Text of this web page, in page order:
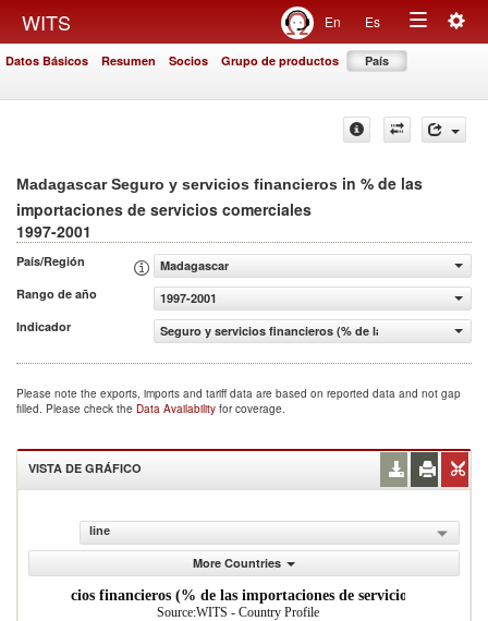
WITS En Es
Toggle
Datos Básicos Resumen Socios Grupo de productos País
Madagascar Seguro y servicios financieros in % de las
importaciones de servicios comerciales
1997-2001
País/Región
Madagascar
Rango de año
1997-2001
Indicador
Seguro y servicios financieros (% de las importaciones
Please note the exports, imports and tariff data are based on reported data and not gap
filled. Please check the Data Availability for coverage.
VISTA DE GRÁFICO
line
More Countries
y servicios financieros (% de las importaciones de servicios
Source:WITS - Country Profile